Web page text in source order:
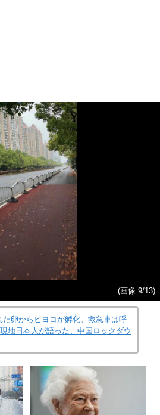
(画像 9/13)
た卵からヒヨコが孵化。救急車は呼
地日本人が語った、中国ロックダウ